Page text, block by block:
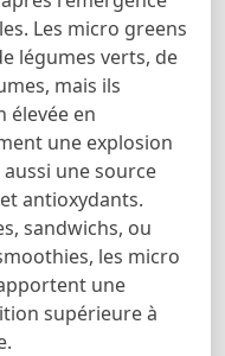
Les micro greens
légumes verts, de
mais ils
élevée en
une explosion
une source
antioxydants.
sandwichs, ou
les micro
une
supérieure à